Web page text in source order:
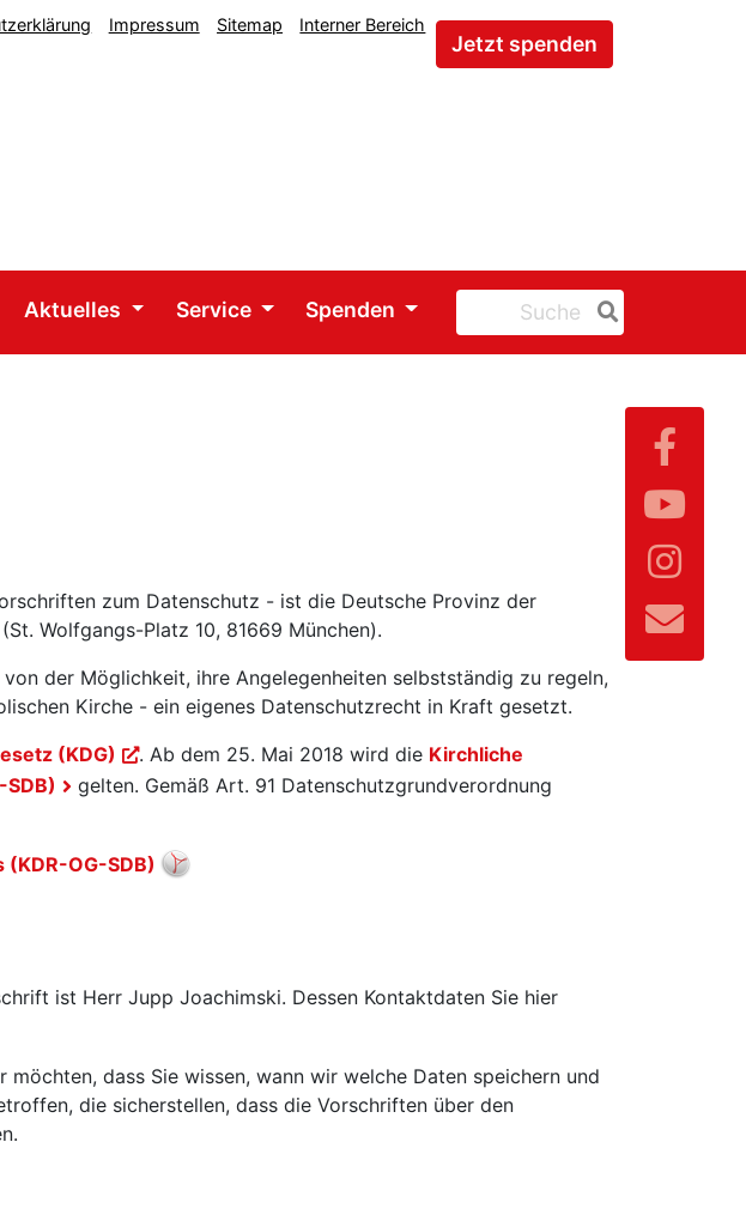
Impressum Sitemap Interner Bereich
Jetzt spenden
Aktuelles Service Spenden
zum Datenschutz - ist die Deutsche Provinz der
Wolfgangs-Platz 10, 81669 München).
der Möglichkeit, ihre Angelegenheiten selbstständig zu regeln,
Kirche - ein eigenes Datenschutzrecht in Kraft gesetzt.
(KDG) . Ab dem 25. Mai 2018 wird die Kirchliche
gelten. Gemäß Art. 91 Datenschutzgrundverordnung
OG-SDB)
ist Herr Jupp Joachimski. Dessen Kontaktdaten Sie hier
dass Sie wissen, wann wir welche Daten speichern und
die sicherstellen, dass die Vorschriften über den